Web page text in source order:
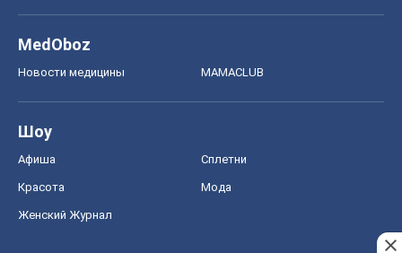
MedOboz
Новости медицины MAMACLUB
Шоу
Афиша Сплетни
Красота Мода
Женский Журнал